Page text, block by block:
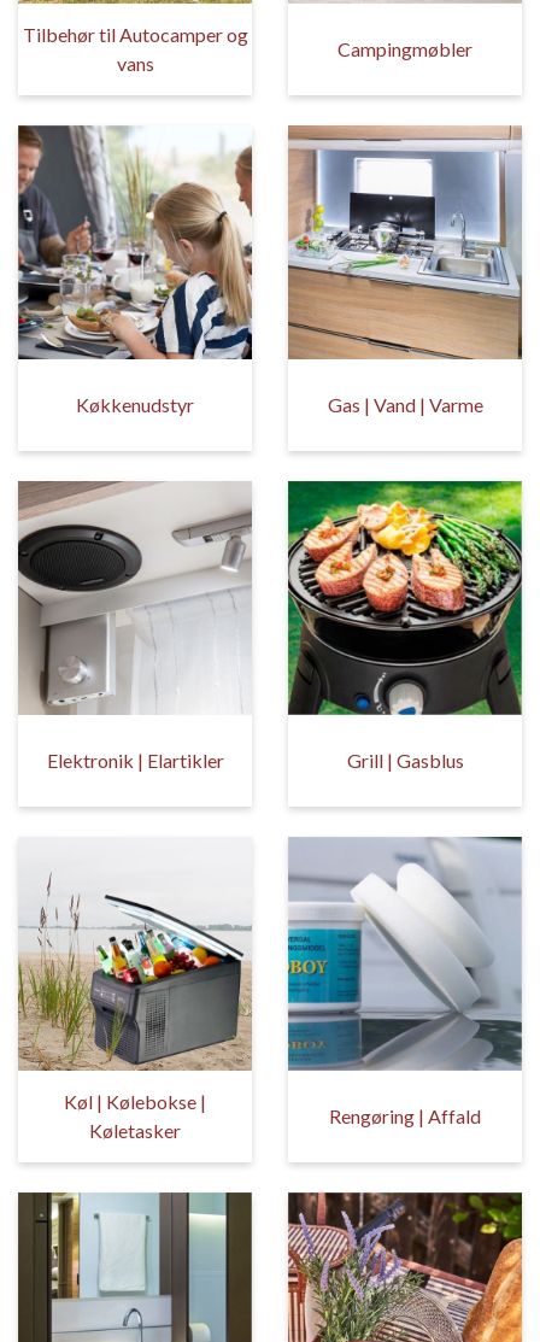
Tilbehør til Autocamper og
vans
Campingmøbler
Køkkenudstyr Gas | Vand | Varme
Elektronik | Elartikler Grill | Gasblus
Køl | Kølebokse |
Køletasker
Rengøring | Affald